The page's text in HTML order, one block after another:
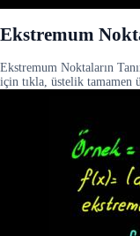
Ekstremum
Ekstremum Noktaların
için tıkla, üstelik tamamen